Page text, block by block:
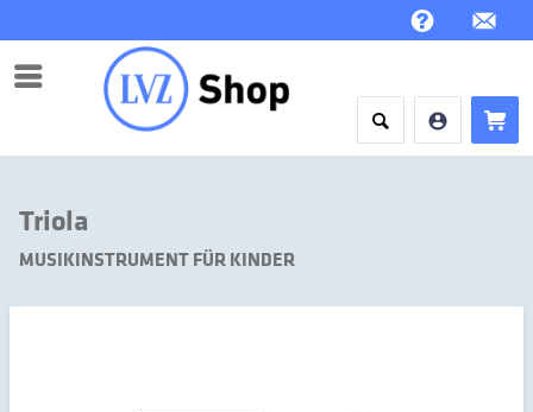
Menü
Triola
MUSIKINSTRUMENT FÜR KINDER